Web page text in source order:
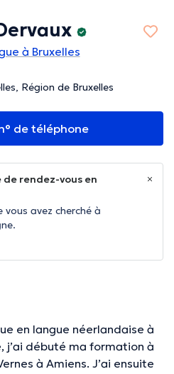
à Bruxelles
Région de Bruxelles
de téléphone
rendez-vous en
vous avez cherché à
en langue néerlandaise à
j’ai débuté ma formation à
à Amiens. J’ai ensuite